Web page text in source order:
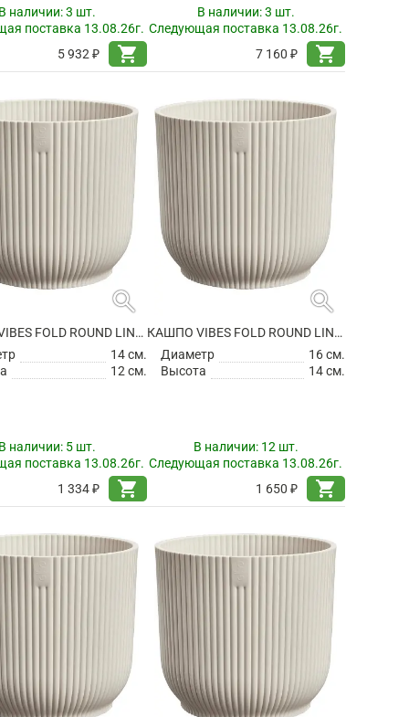
наличии:3 шт.
поставка 13.08.26г.
5 932 ₽
shopping_cart
В наличии:3 шт.
Следующая поставка 13.08.26г.
7 160 ₽
shopping_cart
search
КАШПО VIBES FOLD ROUND LINEN WHITE
14 см.
12 см.
наличии: 5 шт.
поставка 13.08.26г.
1 334 ₽
shopping_cart
search
КАШПО VIBES FOLD ROUND LINEN WHITE
Диаметр
16 см.
Высота
14 см.
В наличии: 12 шт.
Следующая поставка 13.08.26г.
1 650 ₽
shopping_cart